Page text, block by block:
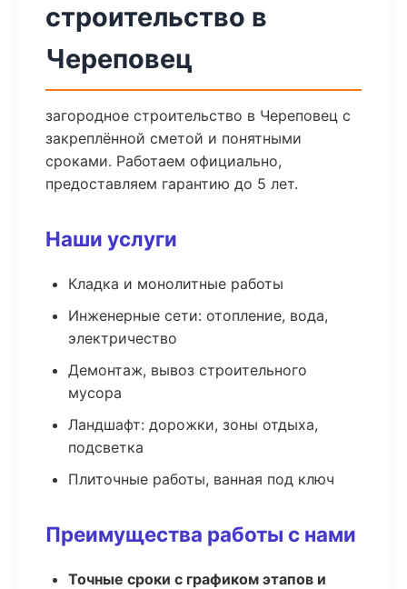
строительство в
Череповец
загородное строительство в Череповец с
закреплённой сметой и понятными
сроками. Работаем официально,
предоставляем гарантию до 5 лет.
Наши услуги
Кладка и монолитные работы
Инженерные сети: отопление, вода,
электричество
Демонтаж, вывоз строительного
мусора
Ландшафт: дорожки, зоны отдыха,
подсветка
Плиточные работы, ванная под ключ
Преимущества работы с нами
Точные сроки с графиком этапов и